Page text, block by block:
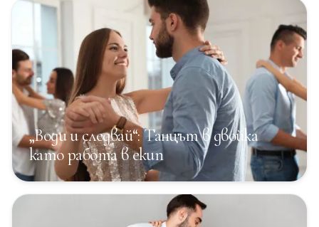
„Води и следвай“: Танцът в двойка
като работа в екип